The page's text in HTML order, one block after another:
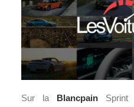
Sur la Blancpain Sprint